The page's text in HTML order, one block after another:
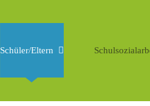
Schüler/Eltern